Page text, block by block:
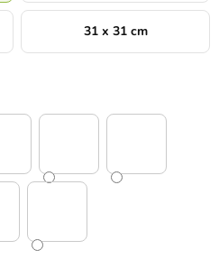
31 x 31 cm